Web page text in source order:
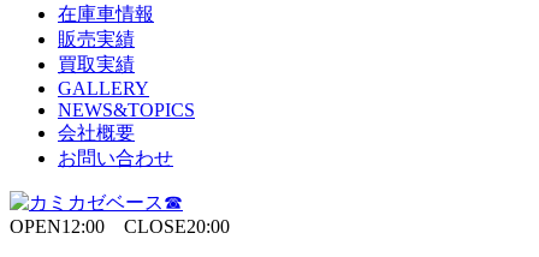
在庫車情報
販売実績
買取実績
GALLERY
NEWS&TOPICS
会社概要
お問い合わせ
OPEN12:00 CLOSE20:00